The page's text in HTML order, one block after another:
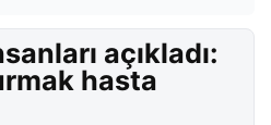
açıkladı:
hasta